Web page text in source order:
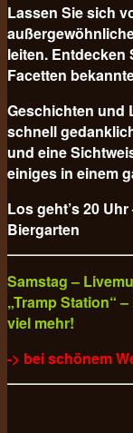
Lassen Sie sich
leiten. Entdecken
Facetten
Geschichten und
schnell
und eine
einiges in einem
Los geht’s 20
Biergarten
Samstag –
„Tramp Station“
viel mehr!
-> bei schönem